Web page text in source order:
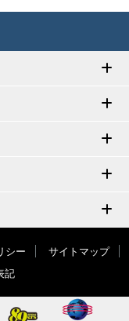
シー
サイトマップ
記